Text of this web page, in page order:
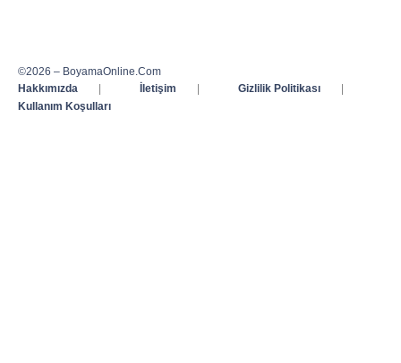
©2026 – BoyamaOnline.Com
Hakkımızda
| İletişim | Gizlilik Politikası
|
Kullanım Koşulları